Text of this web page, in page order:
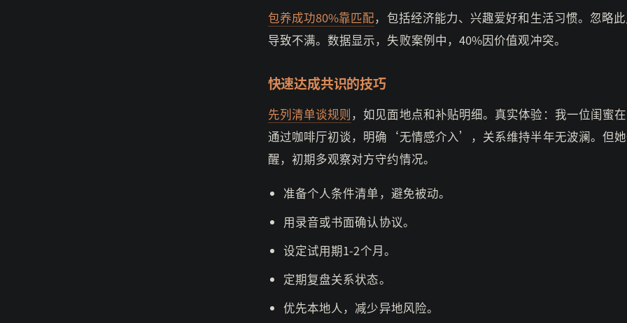
包养成功80%靠匹配，包括经济能力、兴趣爱好和生活习惯。忽略
导致不满。数据显示，失败案例中，40%因价值观冲突。
快速达成共识的技巧
先列清单谈规则 ，如见面地点和补贴明细。真实体验：我一位闺蜜
通过咖啡厅初谈，明确‘无情感介入’，关系维持半年无波澜。但
醒，初期多观察对方守约情况。
准备个人条件清单，避免被动。
用录音或书面确认协议。
设定试用期1-2个月。
定期复盘关系状态。
优先本地人，减少异地风险。